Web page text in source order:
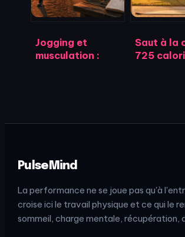
Jogging et
musculation :
Saut à la
725
PulseMind
La performance ne se joue pas qu'à
croise ici le travail physique et ce qui le
sommeil, charge mentale, récupération,